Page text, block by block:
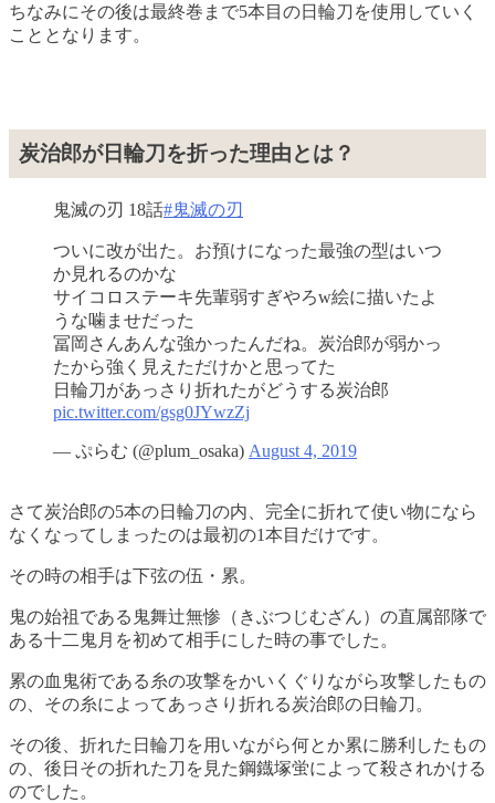
ちなみにその後は最終巻まで5本目の日輪刀を使用していく
こととなります。
炭治郎が日輪刀を折った理由とは？
鬼滅の刃 18話#鬼滅の刃
ついに改が出た。お預けになった最強の型はいつ
か見れるのかな
サイコロステーキ先輩弱すぎやろw絵に描いたよ
うな噛ませだった
冨岡さんあんな強かったんだね。炭治郎が弱かっ
たから強く見えただけかと思ってた
日輪刀があっさり折れたがどうする炭治郎
pic.twitter.com/gsg0JYwzZj
— ぷらむ (@plum_osaka) August 4, 2019
さて炭治郎の5本の日輪刀の内、完全に折れて使い物になら
なくなってしまったのは最初の1本目だけです。
その時の相手は下弦の伍・累。
鬼の始祖である鬼舞辻無惨（きぶつじむざん）の直属部隊で
ある十二鬼月を初めて相手にした時の事でした。
累の血鬼術である糸の攻撃をかいくぐりながら攻撃したもの
の、その糸によってあっさり折れる炭治郎の日輪刀。
その後、折れた日輪刀を用いながら何とか累に勝利したもの
の、後日その折れた刀を見た鋼鐡塚蛍によって殺されかける
のでした。